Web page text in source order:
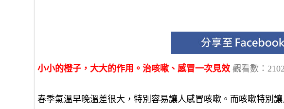
小小的橙子，大大的作用。治咳嗽、感冒一次見效 觀看數：
春季氣溫早晚溫差很大，特別容易讓人感冒咳嗽。而咳嗽特別